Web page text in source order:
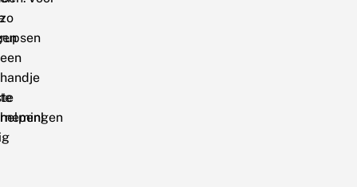
zo
rupsen
een
handje
te
helpen!